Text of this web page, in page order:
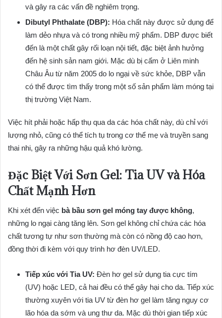
và gây ra các vấn đề nghiêm trọng.
Dibutyl Phthalate (DBP): Hóa chất này được sử dụng để
làm dẻo nhựa và có trong nhiều mỹ phẩm. DBP được biết
đến là một chất gây rối loạn nội tiết, đặc biệt ảnh hưởng
đến hệ sinh sản nam giới. Mặc dù bị cấm ở Liên minh
Châu Âu từ năm 2005 do lo ngại về sức khỏe, DBP vẫn
có thể được tìm thấy trong một số sản phẩm làm móng tại
thị trường Việt Nam.
Việc hít phải hoặc hấp thụ qua da các hóa chất này, dù chỉ với
lượng nhỏ, cũng có thể tích tụ trong cơ thể mẹ và truyền sang
thai nhi, gây ra những hậu quả khó lường.
Đặc Biệt Với Sơn Gel: Tia UV và Hóa
Chất Mạnh Hơn
Khi xét đến việc bà bầu sơn gel móng tay được không,
những lo ngại càng tăng lên. Sơn gel không chỉ chứa các hóa
chất tương tự như sơn thường mà còn có nồng độ cao hơn,
đồng thời đi kèm với quy trình hơ đèn UV/LED.
Tiếp xúc với Tia UV: Đèn hơ gel sử dụng tia cực tím
(UV) hoặc LED, cả hai đều có thể gây hại cho da. Tiếp xúc
thường xuyên với tia UV từ đèn hơ gel làm tăng nguy cơ
lão hóa da sớm và ung thư da. Mặc dù thời gian tiếp xúc